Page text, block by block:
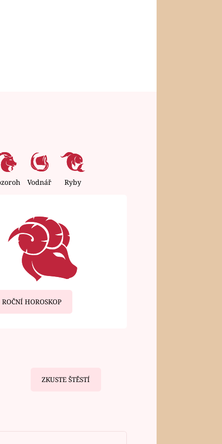
Vodnář Ryby
ROČNÍ HOROSKOP
ZKUSTE ŠTĚSTÍ